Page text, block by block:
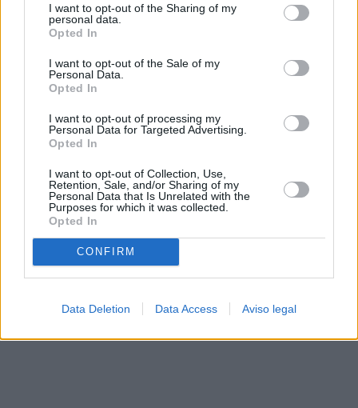
de su consentimiento, pero usted tiene el derecho de
rechazar tal procesamiento. Sus preferencias se aplicarán
cualquier momento entrando de nuevo en este sitio web o
visitando nuestra política de privacidad.
I want to opt-out of the Sharing of my
personal data.
Opted In
I want to opt-out of the Sale of my
Personal Data.
Opted In
I want to opt-out of processing my
Personal Data for Targeted Advertising.
Opted In
I want to opt-out of Collection, Use,
Retention, Sale, and/or Sharing of my
Personal Data that Is Unrelated with the
Purposes for which it was collected.
Opted In
CONFIRM
Data Deletion Data Access Aviso legal